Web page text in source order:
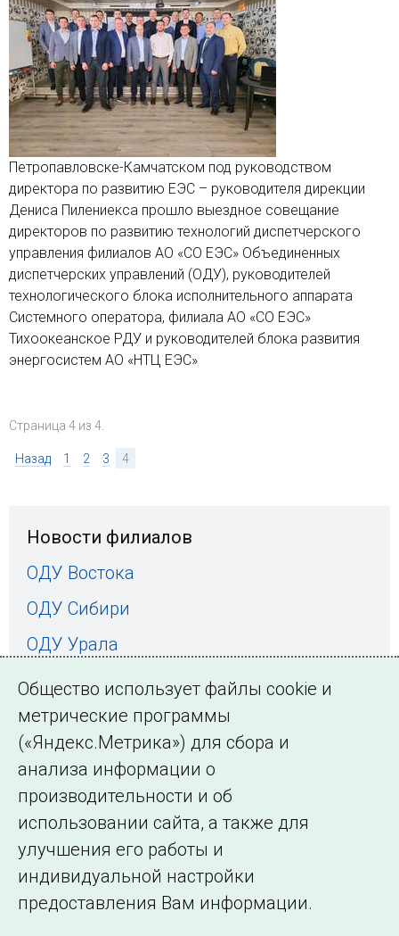
Петропавловске-Камчатском под руководством
директора по развитию ЕЭС – руководителя дирекции
Дениса Пилениекса прошло выездное совещание
директоров по развитию технологий диспетчерского
управления филиалов АО «СО ЕЭС» Объединенных
диспетчерских управлений (ОДУ), руководителей
технологического блока исполнительного аппарата
Системного оператора, филиала АО «СО ЕЭС»
Тихоокеанское РДУ и руководителей блока развития
энергосистем АО «НТЦ ЕЭС»
Страница 4 из 4.
Назад 1 2 3 4
Новости филиалов
ОДУ Востока
ОДУ Сибири
ОДУ Урала
ОДУ Средней Волги
ОДУ Центра
ОДУ Северо-Запада
©2005–2026 АО «СО ЕЭС»
Филиалы и
представительства
Общество использует файлы cookie и
метрические программы
(«Яндекс.Метрика») для сбора и
анализа информации о
производительности и об
использовании сайта, а также для
улучшения его работы и
индивидуальной настройки
предоставления Вам информации.